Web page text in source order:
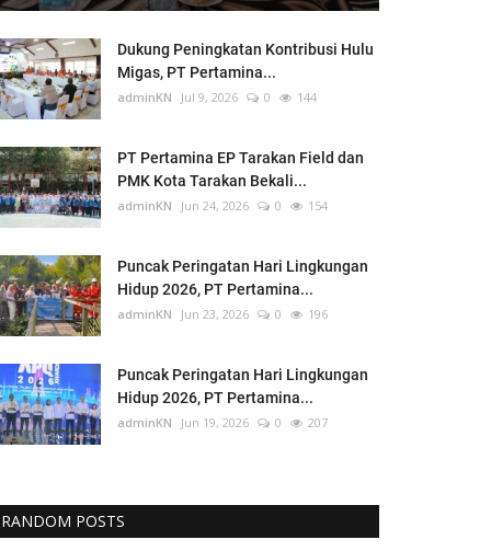
Dukung Peningkatan Kontribusi Hulu
Migas, PT Pertamina...
adminKN Jul 9, 2026 0 144
PT Pertamina EP Tarakan Field dan
PMK Kota Tarakan Bekali...
adminKN Jun 24, 2026 0 154
Puncak Peringatan Hari Lingkungan
Hidup 2026, PT Pertamina...
adminKN Jun 23, 2026 0 196
Puncak Peringatan Hari Lingkungan
Hidup 2026, PT Pertamina...
adminKN Jun 19, 2026 0 207
RANDOM POSTS